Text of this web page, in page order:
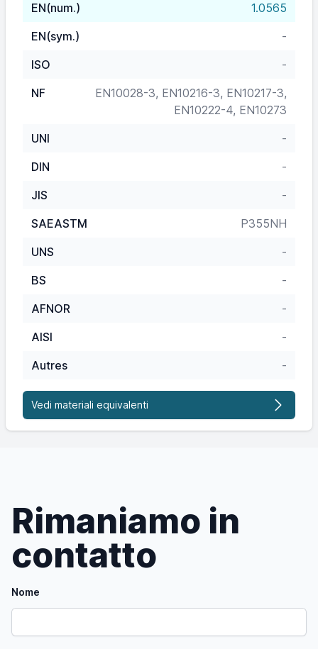
EN(num.)
1.0565
EN(sym.)
-
ISO
-
NF
EN10028-3, EN10216-3, EN10217-3,
EN10222-4, EN10273
UNI
-
DIN
-
JIS
-
SAEASTM
P355NH
UNS
-
BS
-
AFNOR
-
AISI
-
Autres
-
Vedi materiali equivalenti
Rimaniamo in
contatto
Nome